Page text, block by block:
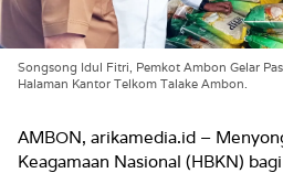
Songsong Idul Fitri, Pemkot Ambon Gelar
Halaman Kantor Telkom Talake Ambon.
AMBON, arikamedia.id –
Keagamaan Nasional (HBKN)